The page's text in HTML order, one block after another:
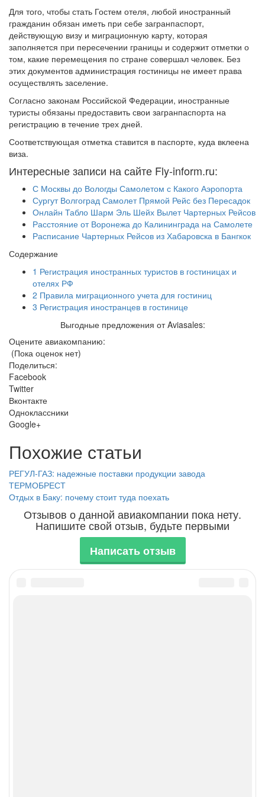
Для того, чтобы стать Гостем отеля, любой иностранный
гражданин обязан иметь при себе загранпаспорт,
действующую визу и миграционную карту, которая
заполняется при пересечении границы и содержит отметки о
том, какие перемещения по стране совершал человек. Без
этих документов администрация гостиницы не имеет права
осуществлять заселение.
Согласно законам Российской Федерации, иностранные
туристы обязаны предоставить свои загранпаспорта на
регистрацию в течение трех дней.
Соответствующая отметка ставится в паспорте, куда вклеена
виза.
Интересные записи на сайте Fly-inform.ru:
С Москвы до Вологды Самолетом с Какого Аэропорта
Сургут Волгоград Самолет Прямой Рейс без Пересадок
Онлайн Табло Шарм Эль Шейх Вылет Чартерных Рейсов
Расстояние от Воронежа до Калининграда на Самолете
Расписание Чартерных Рейсов из Хабаровска в Бангкок
Содержание
1 Регистрация иностранных туристов в гостиницах и
отелях РФ
2 Правила миграционного учета для гостиниц
3 Регистрация иностранцев в гостинице
Выгодные предложения от Aviasales:
Оцените авиакомпанию:
(Пока оценок нет)
Поделиться:
Facebook
Twitter
Вконтакте
Одноклассники
Google+
Похожие статьи
РЕГУЛ-ГАЗ: надежные поставки продукции завода
ТЕРМОБРЕСТ
Отдых в Баку: почему стоит туда поехать
Отзывов о данной авиакомпании пока нету.
Напишите свой отзыв, будьте первыми
Написать отзыв
Контакты: adm@fly-inform.ru